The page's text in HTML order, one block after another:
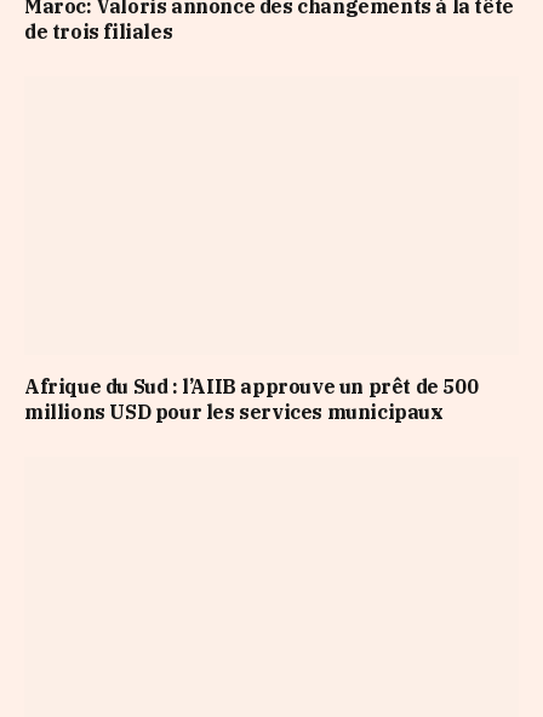
Maroc: Valoris annonce des changements à la tête
de trois filiales
Afrique du Sud : l’AIIB approuve un prêt de 500
millions USD pour les services municipaux